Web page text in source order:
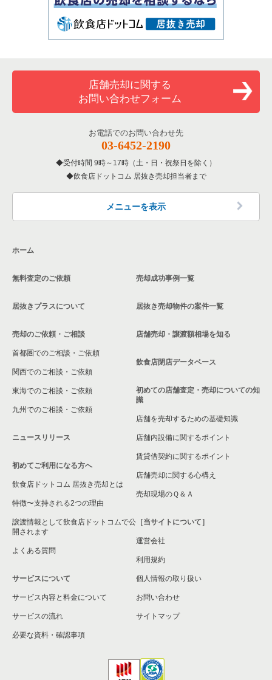
店舗売却に関する
お問い合わせフォーム
お電話でのお問い合わせ先
03-6452-2190
受付時間 9時～17時（土・日・祝祭日を除く）
飲食店ドットコム 居抜き売却担当者まで
メニューを表示
ホーム
無料査定のご依頼
居抜きプラスについて
売却のご依頼・ご相談
首都圏でのご相談・ご依頼
関西でのご相談・ご依頼
東海でのご相談・ご依頼
九州でのご相談・ご依頼
ニュースリリース
初めてご利用になる方へ
飲食店ドットコム 居抜き売却とは
特徴〜支持される2つの理由
譲渡情報として飲食店ドットコムで公
開されます
よくある質問
サービスについて
サービス内容と料金について
サービスの流れ
必要な資料・確認事項
売却成功事例一覧
居抜き売却物件の案件一覧
店舗売却・譲渡額相場を知る
飲食店閉店データベース
初めての店舗査定・売却についての知
識
店舗を売却するための基礎知識
店舗内設備に関するポイント
賃貸借契約に関するポイント
店舗売却に関する心構え
売却現場のＱ＆Ａ
［当サイトについて］
運営会社
利用規約
個人情報の取り扱い
お問い合わせ
サイトマップ